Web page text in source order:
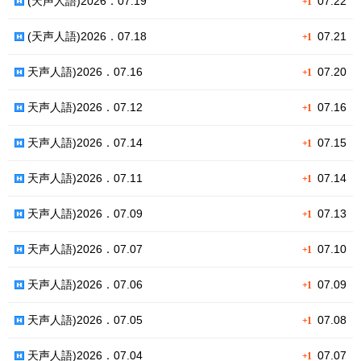
+1 07.21
(天声人語)2026．07.18
+1 07.20
天声人語)2026．07.16
+1 07.16
天声人語)2026．07.12
+1 07.15
天声人語)2026．07.14
+1 07.14
天声人語)2026．07.11
+1 07.13
天声人語)2026．07.09
+1 07.10
天声人語)2026．07.07
+1 07.09
天声人語)2026．07.06
+1 07.08
天声人語)2026．07.05
+1 07.07
天声人語)2026．07.04